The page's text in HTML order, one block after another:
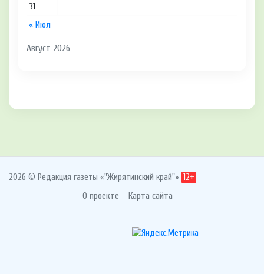
Август 2026
« Июл
31
2026 © Редакция газеты «"Жирятинский край"» 12+
О проекте Карта сайта